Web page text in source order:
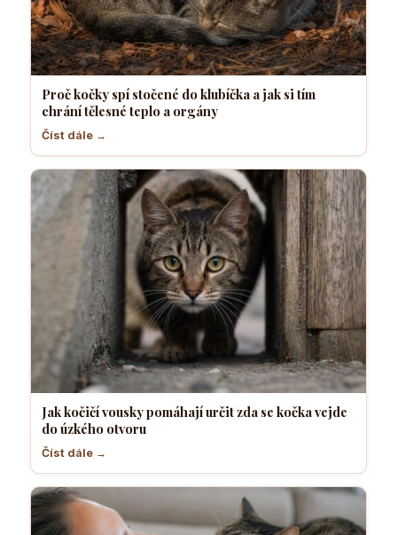
Proč kočky spí stočené do klubíčka a jak si tím
chrání tělesné teplo a orgány
Číst dále →
Jak kočičí vousky pomáhají určit zda se kočka vejde
do úzkého otvoru
Číst dále →